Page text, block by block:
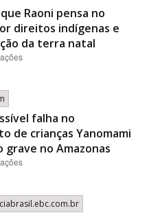
Raoni pensa no
direitos indígenas e
da terra natal
falha no
de crianças Yanomami
grave no Amazonas